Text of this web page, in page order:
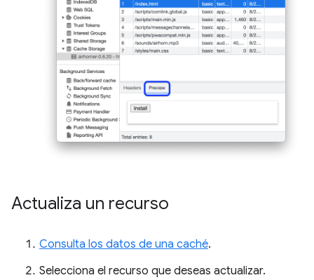
Actualiza un recurso
Consulta los datos de una caché.
Selecciona el recurso que deseas actualizar.